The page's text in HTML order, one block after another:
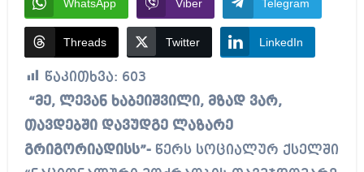
WhatsApp Viber Telegram
Threads Twitter LinkedIn
წაკითხვა: 603
“მე, ლევან ხაბეიშვილი, მზად ვარ,
თავდებში დავუდგე ლაზარე
გრიგორიადისს”-წერს სოციალურ ქსელში